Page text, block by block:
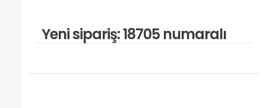
Yeni sipariş: 18705 numaralı